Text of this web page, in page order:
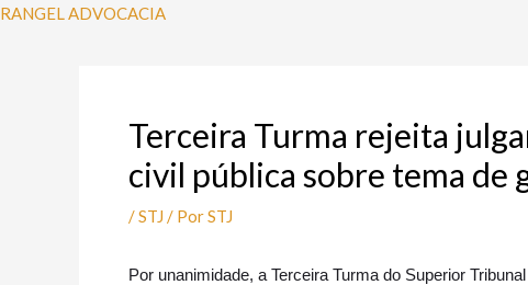
Ir
RANGEL ADVOCACIA
Terceira Turma rejeita
civil pública sobre tema de
/STJ / PorSTJ
​Por unanimidade, a Terceira Turma do Superior
Post